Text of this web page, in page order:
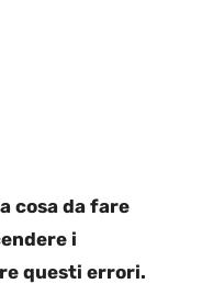
cosa da fare
i
questi errori.